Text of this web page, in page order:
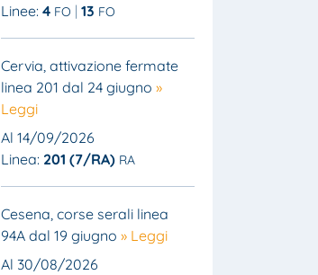
Linee: 4 FO 13 FO
Cervia, attivazione fermate
linea 201 dal 24 giugno »
Leggi
Al 14/09/2026
Linea: 201 (7/RA) RA
Cesena, corse serali linea
94A dal 19 giugno » Leggi
Al 30/08/2026